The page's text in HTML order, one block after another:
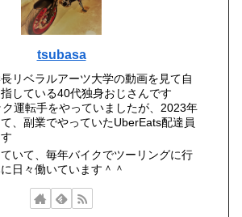
tsubasa
リベラルアーツ大学の動画を見て自
している40代独身おじさんです
運転手をやっていましたが、2023年
、副業でやっていたUberEats配達員
いて、毎年バイクでツーリングに行
日々働いています＾＾